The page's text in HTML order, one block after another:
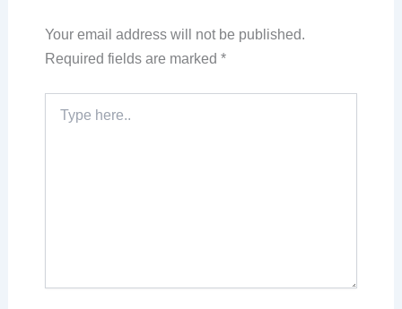
Your email address will not be published.
Required fields are marked *
here..